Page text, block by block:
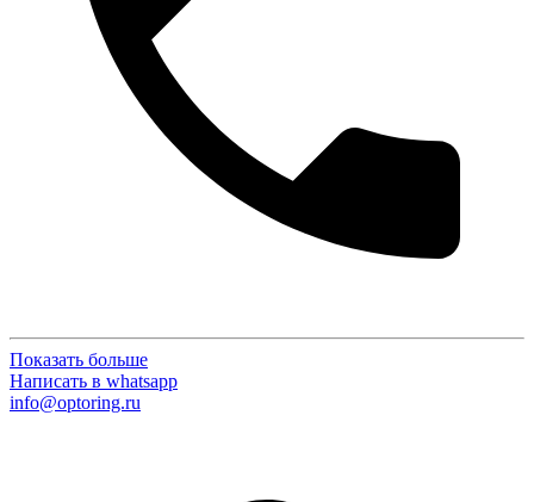
Показать больше
Написать в whatsapp
info@optoring.ru